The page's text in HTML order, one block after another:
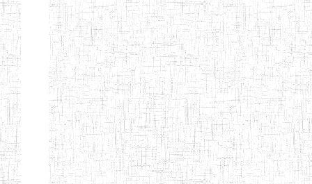
TTC TATUM
ST PIUS X
TECHNICAL
TEACHER
TRAINING
COLLEGE
TATUM
01/08/2000 ENIET